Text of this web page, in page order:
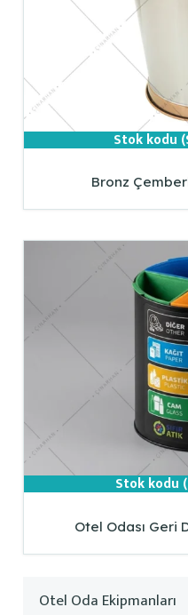
Stok kodu
Bronz
Stok kodu
Otel Odası Geri
Otel Oda Ekipmanları